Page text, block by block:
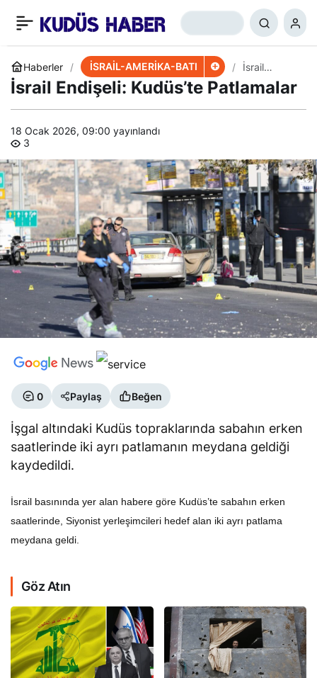
Haberler İSRAİL-AMERİKA-BATI
İsrail
Endişeli:
Kudüs’te
İsrail Endişeli: Kudüs’te Patlamalar
18 Ocak 2026, 09:00 yayınlandı
3
0 Paylaş Beğen
İşgal altındaki Kudüs topraklarında sabahın erken
saatlerinde iki ayrı patlamanın meydana geldiği
kaydedildi.
İsrail basınında yer alan habere göre Kudüs’te sabahın erken
saatlerinde, Siyonist yerleşimcileri hedef alan iki ayrı patlama
meydana geldi.
Göz Atın
Kohavi’nin ABD
Ziyaretinin Sebebi Belli
Oldu
+ 0 Paylaş